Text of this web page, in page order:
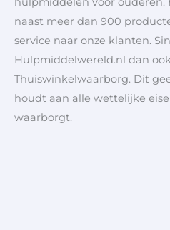
naast meer dan 900
service naar onze klanten.
Hulpmiddelwereld.nl dan
Thuiswinkelwaarborg. Dit
houdt aan alle wettelijke
waarborgt.